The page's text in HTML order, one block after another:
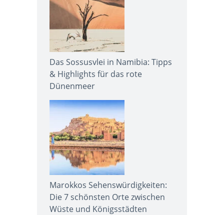
Das Sossusvlei in Namibia: Tipps
& Highlights für das rote
Dünenmeer
Marokkos Sehenswürdigkeiten:
Die 7 schönsten Orte zwischen
Wüste und Königsstädten